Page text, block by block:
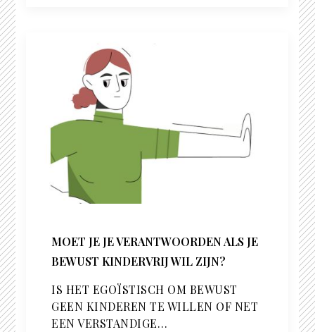
MOET JE JE VERANTWOORDEN ALS JE
BEWUST KINDERVRIJ WIL ZIJN?
IS HET EGOÏSTISCH OM BEWUST
GEEN KINDEREN TE WILLEN OF NET
EEN VERSTANDIGE…